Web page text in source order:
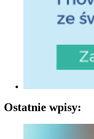
Ostatnie wpisy: